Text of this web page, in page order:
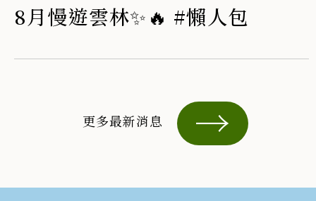
8月慢遊雲林✨🔥 #懶人包
更多最新消息